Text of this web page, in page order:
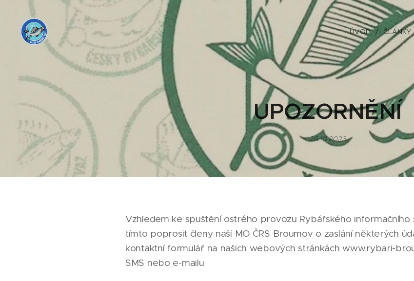
ÚVOD ČLÁNKY
UPOZORNĚNÍ
26.10.2023
Vzhledem ke spuštění ostrého provozu Rybářského informačního
tímto poprosit členy naší MO ČRS Broumov o zaslání některých
kontaktní formulář na našich webových stránkách www.rybari-
SMS nebo e-mailu